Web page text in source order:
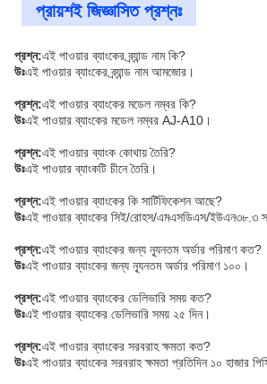
প্রায়শই জিজ্ঞাসিত প্রশ্নঃ
প্রশ্ন:এই পাওয়ার ব্যাংকের ব্র্যান্ড নাম কি?
উঃএই পাওয়ার ব্যাংকের ব্র্যান্ড নাম আমজোর।
প্রশ্ন:এই পাওয়ার ব্যাংকের মডেল নম্বর কি?
উঃএই পাওয়ার ব্যাংকের মডেল নম্বর AJ-A10।
প্রশ্ন:এই পাওয়ার ব্যাংক কোথায় তৈরি?
উঃএই পাওয়ার ব্যাংকটি চীনে তৈরি।
প্রশ্ন:এই পাওয়ার ব্যাংকের কি সার্টিফিকেশন আছে?
উঃএই পাওয়ার ব্যাংকের সিই/রোহস/এমএসডিএস/ইউএন৩৮.৩
প্রশ্ন:এই পাওয়ার ব্যাংকের জন্য ন্যূনতম অর্ডার পরিমাণ কত?
উঃএই পাওয়ার ব্যাংকের জন্য ন্যূনতম অর্ডার পরিমাণ ১০০।
প্রশ্ন:এই পাওয়ার ব্যাংকের ডেলিভারি সময় কত?
উঃএই পাওয়ার ব্যাংকের ডেলিভারি সময় ২৫ দিন।
প্রশ্ন:এই পাওয়ার ব্যাংকের সরবরাহ ক্ষমতা কত?
উঃএই পাওয়ার ব্যাংকের সরবরাহ ক্ষমতা প্রতিদিন ১০ হাজার